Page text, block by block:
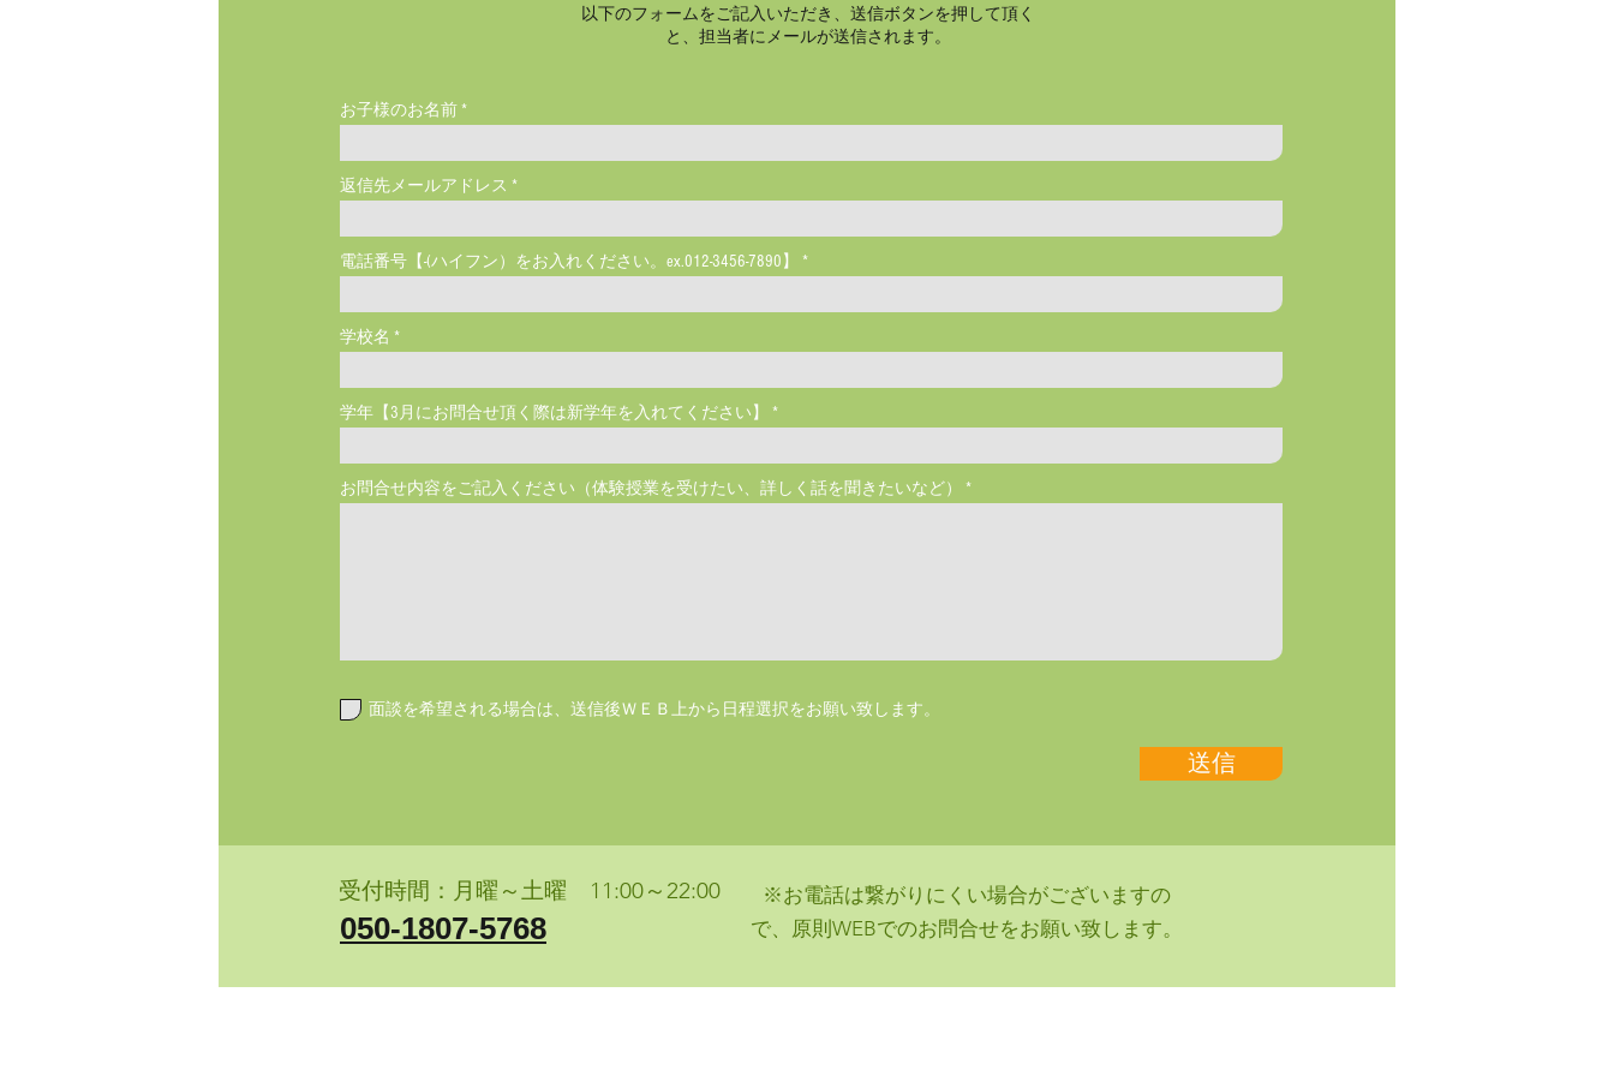
以下のフォームをご記入いただき、送信ボタンを押して頂く
と​、担当者にメールが送信されます。
お子様のお名前
返信先メールアドレス
電話番号【-(ハイフン）をお入れください。ex.012-3456-7890】
学校名
学年【3月にお問合せ頂く際は新学年を入れてください】
お問合せ内容をご記入ください（体験授業を受けたい、詳しく話を聞きたいなど）
面談を希望される場合は、送信後ＷＥＢ上から日程選択をお願い致します。
送信
受付時間：月曜​～土曜 11:00～22:00
050-1807-5768
※お電話は繋がりにくい場合がございますの
で、原則WEBでのお問合せをお願い致します。